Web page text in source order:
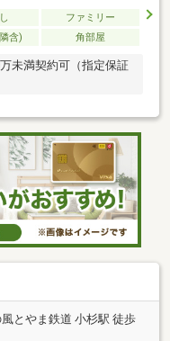
ファミリー
含) 角部屋
未満契約可（指定保証
とやま鉄道 小杉駅 徒歩